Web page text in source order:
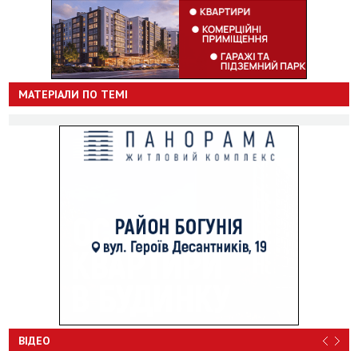
МАТЕРІАЛИ ПО ТЕМІ
ВІДЕО